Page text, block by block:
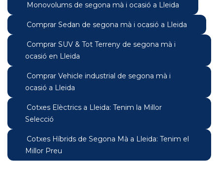
Monovolums de segona mà i ocasió a Lleida
Comprar Sedan de segona mà i ocasió a Lleida
Comprar SUV & Tot Terreny de segona mà i
ocasió en Lleida
Comprar Vehicle industrial de segona mà i
ocasió a Lleida
Cotxes Elèctrics a Lleida: Tenim la Millor
Selecció
Cotxes Híbrids de Segona Mà a Lleida: Tenim el
Millor Preu